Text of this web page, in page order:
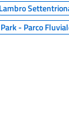
Lambro
- Parco